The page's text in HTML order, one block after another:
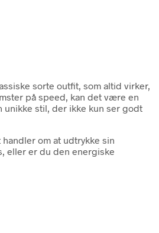
sorte outfit, som altid virker,
på speed, kan det være en
stil, der ikke kun ser godt
om at udtrykke sin
eller er du den energiske